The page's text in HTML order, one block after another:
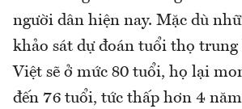
người dân hiện nay. Mặc dù
khảo sát dự đoán tuổi thọ
Việt sẽ ở mức 80 tuổi, họ lại
đến 76 tuổi, tức thấp hơn 4